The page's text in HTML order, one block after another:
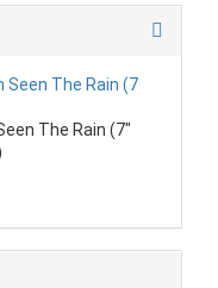
The Rain (7"